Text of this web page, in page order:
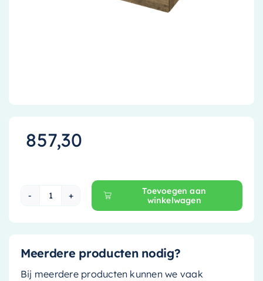
857,30
Ink Wastafelonderkast - 70 cm x 45 cm -
Toevoegen aan
winkelwagen
Meerdere producten nodig?
Bij meerdere producten kunnen we vaak